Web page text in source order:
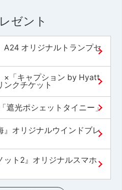
ゼント
A24 オリジナルトランプセ
×「キャプション by Hyatt
ンクチケット
遮光ポシェットタイニー」
』オリジナルウインドブレ
ット2』オリジナルスマホ